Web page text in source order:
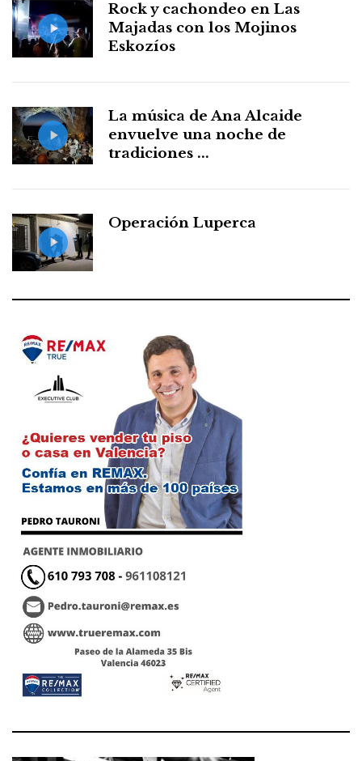
Rock y cachondeo en Las
Majadas con los Mojinos
Eskozíos
La música de Ana Alcaide
envuelve una noche de
tradiciones ...
Operación Luperca